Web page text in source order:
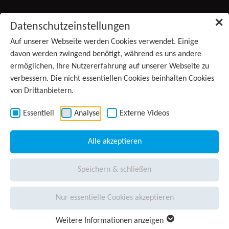
✕
Datenschutzeinstellungen
Auf unserer Webseite werden Cookies verwendet. Einige
davon werden zwingend benötigt, während es uns andere
ermöglichen, Ihre Nutzererfahrung auf unserer Webseite zu
verbessern. Die nicht essentiellen Cookies beinhalten Cookies
von Drittanbietern.
Essentiell Analyse Externe Videos
Alle akzeptieren
Speichern & schließen
Nur essentielle Cookies akzeptieren
Weitere Informationen anzeigen
Produkte
Services
(aktiv)
Unternehmen
Presse
Karriere